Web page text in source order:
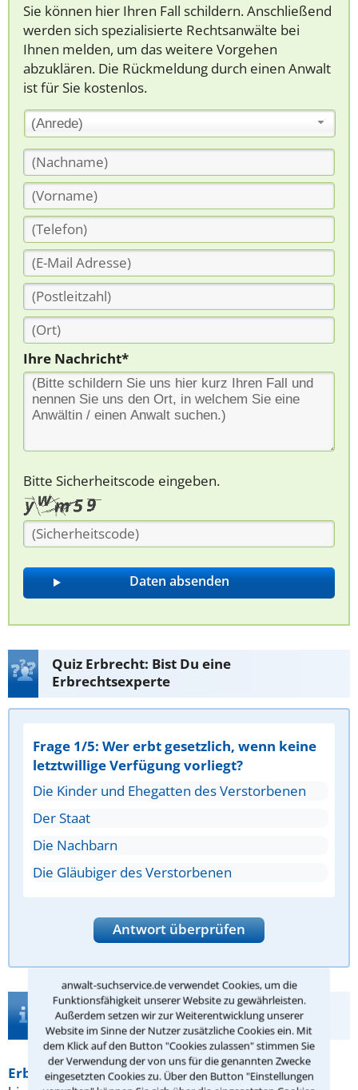
anwalt-suchservice.de verwendet Cookies, um die
Funktionsfähigkeit unserer Website zu gewährleisten.
Außerdem setzen wir zur Weiterentwicklung unserer
Website im Sinne der Nutzer zusätzliche Cookies ein. Mit
dem Klick auf den Button "Cookies zulassen" stimmen Sie
der Verwendung der von uns für die genannten Zwecke
eingesetzten Cookies zu. Über den Button "Einstellungen
Sie können hier Ihren Fall schildern. Anschließend
werden sich spezialisierte Rechtsanwälte bei
Ihnen melden, um das weitere Vorgehen
abzuklären. Die Rückmeldung durch einen Anwalt
ist für Sie kostenlos.
(Anrede)
Ihre Nachricht*
Bitte Sicherheitscode eingeben.
Quiz Erbrecht: Bist Du eine
Erbrechtsexperte
Frage 1/5: Wer erbt gesetzlich, wenn keine
letztwillige Verfügung vorliegt?
Die Kinder und Ehegatten des Verstorbenen
Der Staat
Die Nachbarn
Die Gläubiger des Verstorbenen
Antwort überprüfen
Infos zur Suche nach einem Anwalt für
Erbvertrag in Freiburg im Breisgau
Erbvertragin Freiburg im BreisgauEin Erbvertrag